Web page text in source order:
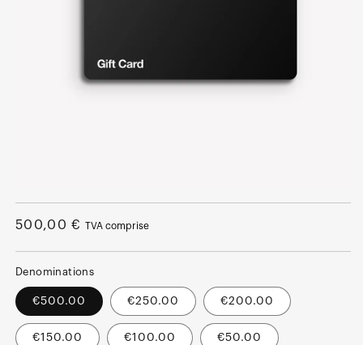
le
média
1
une
fenêtre
modale
Prix
500,00 € TVA comprise
Denominations
€500.00 €250.00 €200.00
€150.00 €100.00 €50.00